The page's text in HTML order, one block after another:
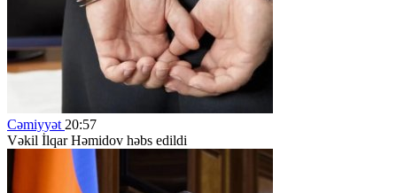
Cəmiyyət 20:57
Vəkil İlqar Həmidov həbs edildi